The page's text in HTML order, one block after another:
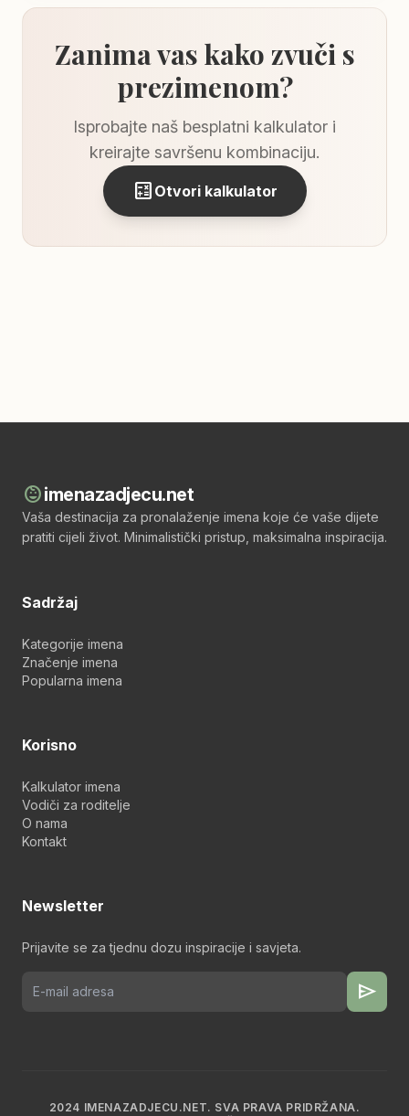
Zanima vas kako zvuči s
prezimenom?
Isprobajte naš besplatni kalkulator i
kreirajte savršenu kombinaciju.
calculate Otvori kalkulator
child_careimenazadjecu.net
Vaša destinacija za pronalaženje imena koje će vaše dijete
pratiti cijeli život. Minimalistički pristup, maksimalna inspiracija.
Sadržaj
Kategorije imena
Značenje imena
Popularna imena
Korisno
Kalkulator imena
Vodiči za roditelje
O nama
Kontakt
Newsletter
Prijavite se za tjednu dozu inspiracije i savjeta.
send
2024 IMENAZADJECU.NET. SVA PRAVA PRIDRŽANA.